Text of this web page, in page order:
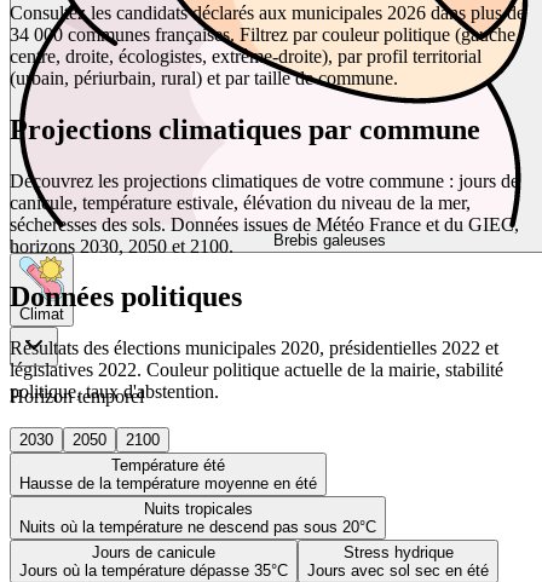
Brebis galeuses
Climat
Horizon temporel
2030 2050
2100
Température été
Hausse de la température moyenne en été
Nuits tropicales
Nuits où la température ne descend pas sous 20°C
Jours de canicule
Jours où la température dépasse 35°C
Stress hydrique
Jours avec sol sec en été
Consultez les candidats déclarés aux municipales 2026 dans plus de
34 000 communes françaises. Filtrez par couleur politique (gauche,
centre, droite, écologistes, extrême-droite), par profil territorial
(urbain, périurbain, rural) et par taille de commune.
Projections climatiques par commune
Découvrez les projections climatiques de votre commune : jours de
canicule, température estivale, élévation du niveau de la mer,
sécheresses des sols. Données issues de Météo France et du GIEC,
horizons 2030, 2050 et 2100.
Données politiques
Résultats des élections municipales 2020, présidentielles 2022 et
législatives 2022. Couleur politique actuelle de la mairie, stabilité
politique, taux d'abstention.